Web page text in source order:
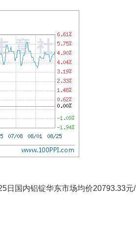
日国内铝锭华东市场均价20793.33元/